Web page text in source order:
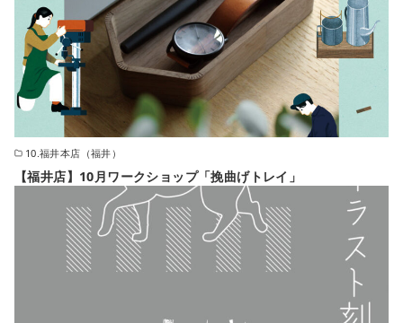
10.福井本店（福井）
【福井店】10月ワークショップ「挽曲げトレイ」